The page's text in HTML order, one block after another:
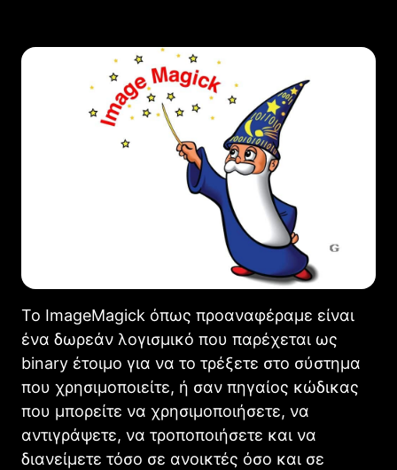
Το ImageMagick όπως προαναφέραμε είναι
ένα δωρεάν λογισμικό που παρέχεται ως
binary έτοιμο για να το τρέξετε στο σύστημα
που χρησιμοποιείτε, ή σαν πηγαίος κώδικας
που μπορείτε να χρησιμοποιήσετε, να
αντιγράψετε, να τροποποιήσετε και να
διανείμετε τόσο σε ανοικτές όσο και σε